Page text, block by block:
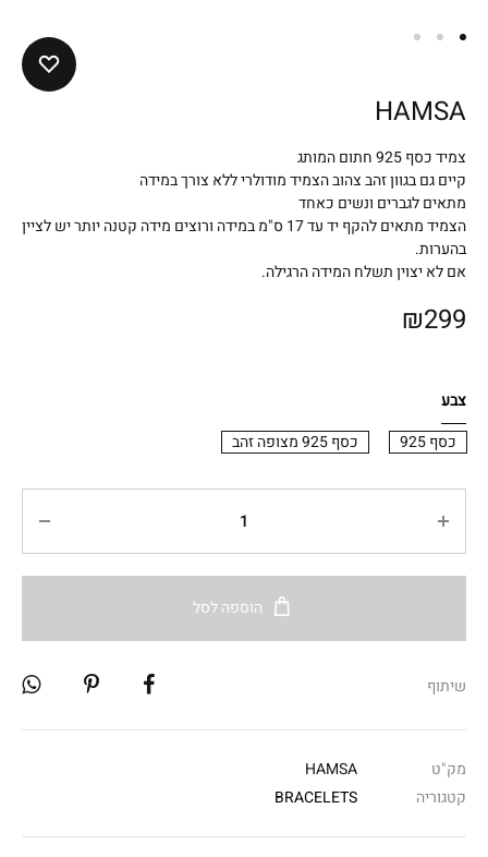
HAMSA
צמיד כסף 925 חתום המותג
קיים גם בגוון זהב צהוב הצמיד מודולרי ללא צורך במידה
מתאים לגברים ונשים כאחד
הצמיד מתאים להקף יד עד 17 ס"מ במידה ורוצים מידה קטנה יותר יש לציין
בהערות.
אם לא יצוין תשלח המידה הרגילה.
₪299
צבע
כסף 925
כסף 925 מצופה זהב
הוספה לסל
שיתוף
מק"ט
HAMSA
קטגוריה
BRACELETS